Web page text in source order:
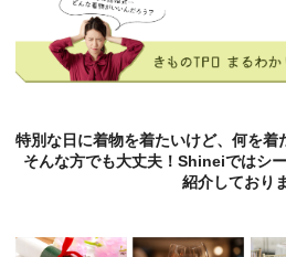
特別な日に着物を着たいけど、何を着
そんな方でも大丈夫！Shineiではシ
紹介しており